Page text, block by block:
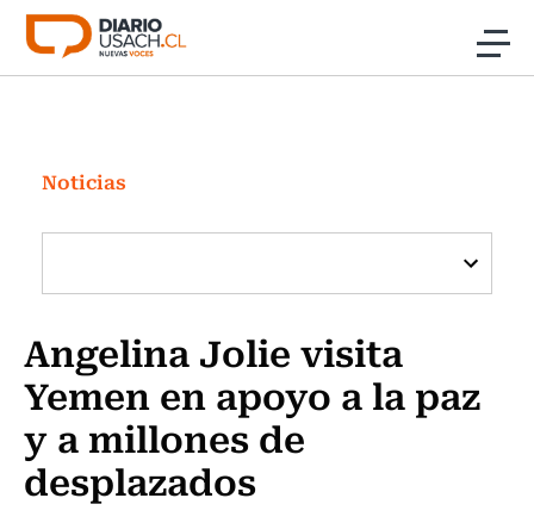
Click acá para ir directamente al contenido
Investigación
Cultura
Programas Radio y TV Usach
Noticias
Angelina Jolie visita
Yemen en apoyo a la paz
y a millones de
desplazados